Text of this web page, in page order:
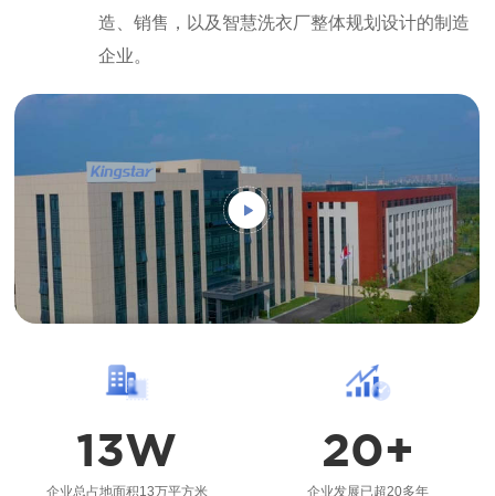
造、销售，以及智慧洗衣厂整体规划设计的制造
企业。
经过近20年的发展，川岛已经成长
业
江苏川岛智能装备股份有限公司成立于2019年2
月，现川岛企业总占地面积为13万平米，总建筑
面积为10万平米。
川岛非常重视研发和创新，川岛研
发团队由机、电、软工程技术人员
组成
13W
企业总占地面积13万平方米
20+
企业发展已超20多年